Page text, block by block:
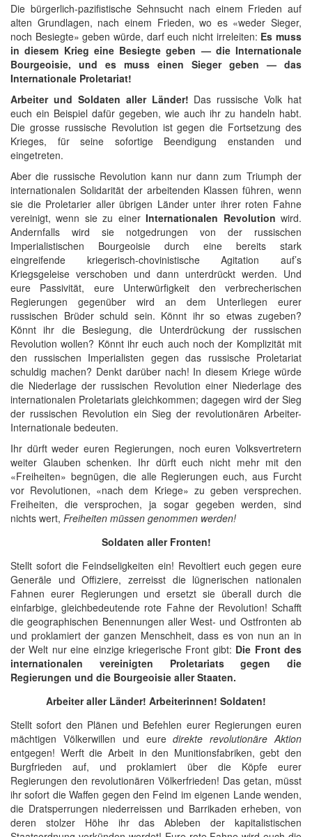
Die bürgerlich-pazifistische Sehnsucht nach einem Frieden auf
alten Grundlagen, nach einem Frieden, wo es «weder Sieger,
noch Besiegte» geben würde, darf euch nicht irreleiten: Es muss
in diesem Krieg eine Besiegte geben — die Internationale
Bourgeoisie, und es muss einen Sieger geben — das
Internationale Proletariat!
Arbeiter und Soldaten aller Länder! Das russische Volk hat
euch ein Beispiel dafür gegeben, wie auch ihr zu handeln habt.
Die grosse russische Revolution ist gegen die Fortsetzung des
Krieges, für seine sofortige Beendigung enstanden und
eingetreten.
Aber die russische Revolution kann nur dann zum Triumph der
internationalen Solidarität der arbeitenden Klassen führen, wenn
sie die Proletarier aller übrigen Länder unter ihrer roten Fahne
vereinigt, wenn sie zu einerInternationalen Revolution wird.
Andernfalls wird sie notgedrungen von der russischen
Imperialistischen Bourgeoisie durch eine bereits stark
eingreifende kriegerisch-chovinistische Agitation auf’s
Kriegsgeleise verschoben und dann unterdrückt werden. Und
eure Passivität, eure Unterwürfigkeit den verbrecherischen
Regierungen gegenüber wird an dem Unterliegen eurer
russischen Brüder schuld sein. Könnt ihr so etwas zugeben?
Könnt ihr die Besiegung, die Unterdrückung der russischen
Revolution wollen? Könnt ihr euch auch noch der Komplizität mit
den russischen Imperialisten gegen das russische Proletariat
schuldig machen? Denkt darüber nach! In diesem Kriege würde
die Niederlage der russischen Revolution einer Niederlage des
internationalen Proletariats gleichkommen; dagegen wird der Sieg
der russischen Revolution ein Sieg der revolutionären Arbeiter-
Internationale bedeuten.
Ihr dürft weder euren Regierungen, noch euren Volksvertretern
weiter Glauben schenken. Ihr dürft euch nicht mehr mit den
«Freiheiten» begnügen, die alle Regierungen euch, aus Furcht
vor Revolutionen, «nach dem Kriege» zu geben versprechen.
Freiheiten, die versprochen, ja sogar gegeben werden, sind
nichts wert, Freiheiten müssen genommen werden!
Soldaten aller Fronten!
Stellt sofort die Feindseligkeiten ein! Revoltiert euch gegen eure
Generäle und Offiziere, zerreisst die lügnerischen nationalen
Fahnen eurer Regierungen und ersetzt sie überall durch die
einfarbige, gleichbedeutende rote Fahne der Revolution! Schafft
die geographischen Benennungen aller West- und Ostfronten ab
und proklamiert der ganzen Menschheit, dass es von nun an in
der Welt nur eine einzige kriegerische Front gibt: Die Front des
internationalen vereinigten Proletariats gegen die
Regierungen und die Bourgeoisie aller Staaten.
Arbeiter aller Länder! Arbeiterinnen! Soldaten!
Stellt sofort den Plänen und Befehlen eurer Regierungen euren
mächtigen Völkerwillen und euredirekte revolutionäre Aktion
entgegen! Werft die Arbeit in den Munitionsfabriken, gebt den
Burgfrieden auf, und proklamiert über die Köpfe eurer
Regierungen den revolutionären Völkerfrieden! Das getan, müsst
ihr sofort die Waffen gegen den Feind im eigenen Lande wenden,
die Dratsperrungen niederreissen und Barrikaden erheben, von
deren stolzer Höhe ihr das Ableben der kapitalistischen